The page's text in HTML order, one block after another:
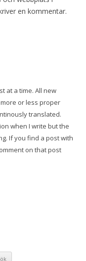
en kommentar.
at a time. All new
or less proper
translated.
when I write but the
If you find a post with
on that post